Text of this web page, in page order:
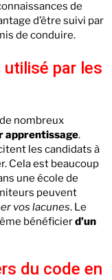
de
d’être suivi par
de conduire.
utilisé par les
nombreux
apprentissage.
les candidats à
Cela est beaucoup
une école de
peuvent
vos lacunes. Le
bénéficierd’un
du code en